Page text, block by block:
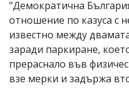
"Демократична
отношение по казуса с
известно между
заради паркиране,
прераснало във
взе мерки и задържа